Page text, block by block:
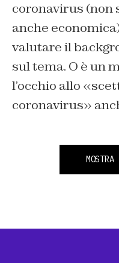
coronavirus (non
anche
valutare il
sul tema. O è un
l’occhio allo
coronavirus»